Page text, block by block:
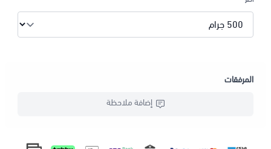
1- تعزيز صحة المعدة
يساعد تناول مغلي الكمون في تعزيز صحة المعدة والتخلص من كل
يعمل هذا المشروب كمسكن للألم عند الإصابة بألم في منطقة
يعتبر مغلي الكمون مصدرًا جيدًا للحديد والألياف الغذائية، وهي من
المرفقات
إضافة ملاحظة